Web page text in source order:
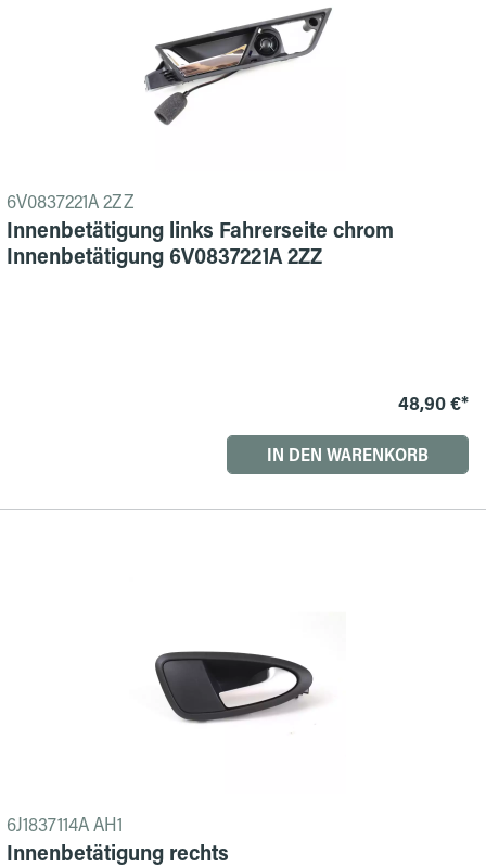
6V0837221A 2ZZ
Innenbetätigung links Fahrerseite chrom
Innenbetätigung 6V0837221A 2ZZ
48,90 €*
IN DEN WARENKORB
6J1837114A AH1
Innenbetätigung rechts